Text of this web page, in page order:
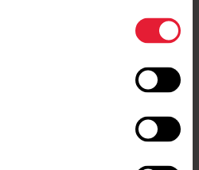
，为何利用具有无间心率功能